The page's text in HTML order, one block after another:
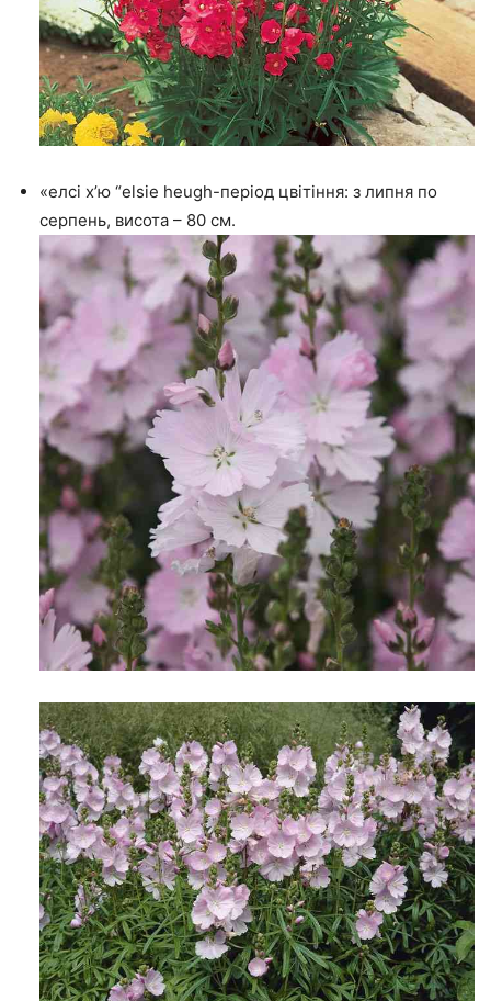
«елсі х’ю “elsie heugh-період цвітіння: з липня по
серпень, висота – 80 см.